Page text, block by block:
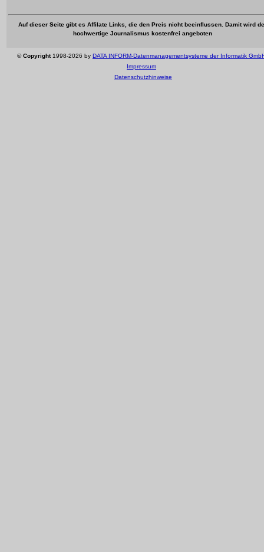
Auf dieser Seite gibt es Affilate Links, die den Preis nicht beeinflussen. Damit wird
hochwertige Journalismus kostenfrei angeboten
©Copyright1998-2026 by DATA INFORM-Datenmanagementsysteme der Informatik
Impressum
Datenschutzhinweise